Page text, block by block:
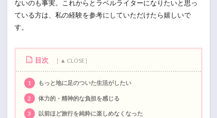
ないのも事実。これからとラベルライターになりたいと思っ
ている方は、私の経験を参考にしていただけたら嬉しいで
す。
目次
1 もっと地に足のついた生活がしたい
2 体力的・精神的な負担を感じる
3 以前ほど旅行を純粋に楽しめなくなった